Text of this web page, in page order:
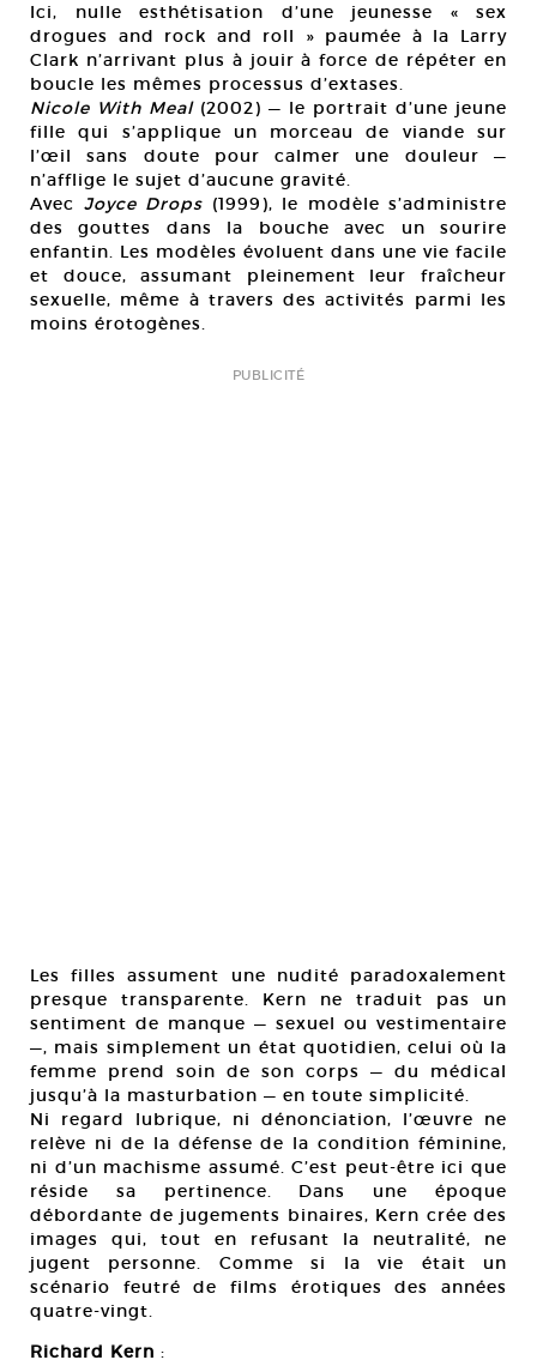
Ici, nulle esthétisation d’une jeunesse « sex
drogues and rock and roll » paumée à la Larry
Clark n’arrivant plus à jouir à force de répéter en
boucle les mêmes processus d’extases.
Nicole With Meal(2002) — le portrait d’une jeune
fille qui s’applique un morceau de viande sur
l’œil sans doute pour calmer une douleur —
n’afflige le sujet d’aucune gravité.
Avec Joyce Drops (1999), le modèle s’administre
des gouttes dans la bouche avec un sourire
enfantin. Les modèles évoluent dans une vie facile
et douce, assumant pleinement leur fraîcheur
sexuelle, même à travers des activités parmi les
moins érotogènes.
PUBLICITÉ
Les filles assument une nudité paradoxalement
presque transparente. Kern ne traduit pas un
sentiment de manque — sexuel ou vestimentaire
—, mais simplement un état quotidien, celui où la
femme prend soin de son corps — du médical
jusqu’à la masturbation — en toute simplicité.
Ni regard lubrique, ni dénonciation, l’œuvre ne
relève ni de la défense de la condition féminine,
ni d’un machisme assumé. C’est peut-être ici que
réside sa pertinence. Dans une époque
débordante de jugements binaires, Kern crée des
images qui, tout en refusant la neutralité, ne
jugent personne. Comme si la vie était un
scénario feutré de films érotiques des années
quatre-vingt.
Richard Kern :